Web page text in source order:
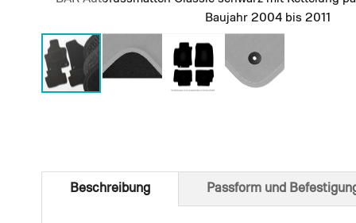
Baujahr 2004 bis 2011
of
Beschreibung Passform und